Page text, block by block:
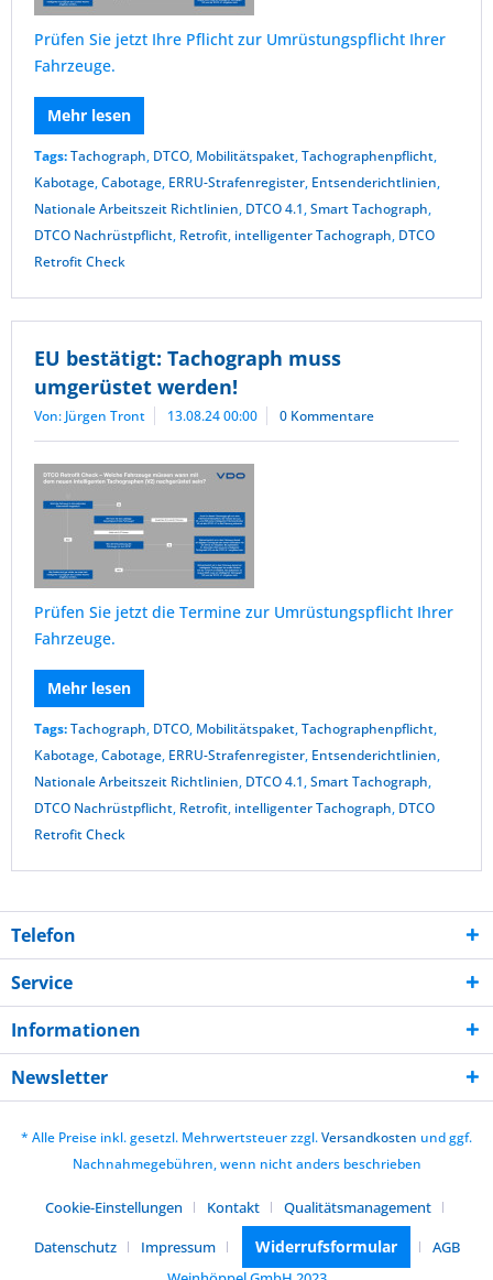
Prüfen Sie jetzt Ihre Pflicht zur Umrüstungspflicht Ihrer
Fahrzeuge.
Mehr lesen
Tags:Tachograph, DTCO, Mobilitätspaket,Tachographenpflicht,
Kabotage,Cabotage, ERRU-Strafenregister, Entsenderichtlinien,
Nationale Arbeitszeit Richtlinien, DTCO 4.1,Smart Tachograph,
DTCO Nachrüstpflicht, Retrofit, intelligenter Tachograph, DTCO
Retrofit Check
EU bestätigt: Tachograph muss
umgerüstet werden!
Von: Jürgen Tront 13.08.24 00:00 0 Kommentare
Prüfen Sie jetzt die Termine zur Umrüstungspflicht Ihrer
Fahrzeuge.
Mehr lesen
Tags:Tachograph, DTCO, Mobilitätspaket,Tachographenpflicht,
Kabotage,Cabotage, ERRU-Strafenregister, Entsenderichtlinien,
Nationale Arbeitszeit Richtlinien, DTCO 4.1,Smart Tachograph,
DTCO Nachrüstpflicht, Retrofit, intelligenter Tachograph, DTCO
Retrofit Check
Telefon
Service
Informationen
Newsletter
* Alle Preise inkl. gesetzl. Mehrwertsteuer zzgl.Versandkosten und ggf.
Nachnahmegebühren, wenn nicht anders beschrieben
Cookie-Einstellungen Kontakt
Qualitätsmanagement
Datenschutz
Impressum Widerrufsformular
AGB